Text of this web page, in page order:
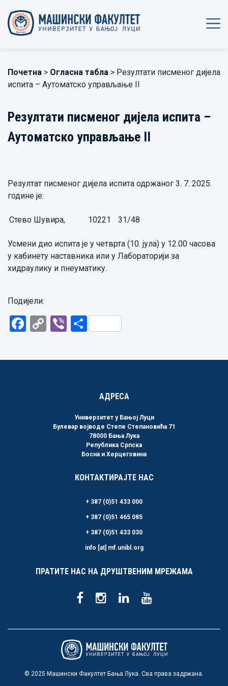
Почетна > Огласна табла > Резултати писменог дијела
испита – Аутоматско управљање II
Резултати писменог дијела испита –
Аутоматско управљање II
Резултат писменог дијела испита одржаног 3. 7. 2025.
године је:
Стево Шувира, 10221 31/48
Усмени дио испита је у четврта (10. јула) у 12.00 часова
у кабинету наставника или у Лабораторији за
хидраулику и пнеуматику.
Подијели:
Facebook
CopyViberShare
АДРЕСА
Универзитет у Бањој Луци
Булевар војводе Степе Степановића 71
78000 Бања Лука
Република Српска
Босна и Херцеговина
КОНТАКТИРАЈТЕ НАС
+ 387 (0)51 433 000
+ 387 (0)51 465 085
+ 387 (0)51 433 030
info [at] mf.unibl.org
ПРАТИТЕ НАС НА ДРУШТВЕНИМ МРЕЖАМА
© 2025 Машински Факултет Бања Лука. Сва права задржана.